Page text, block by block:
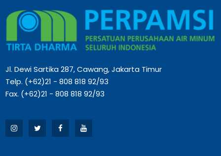
Jl. Dewi Sartika 287, Cawang, Jakarta Timur
Telp. (+62)21 - 808 818 92/93
Fax. (+62)21 - 808 818 92/93